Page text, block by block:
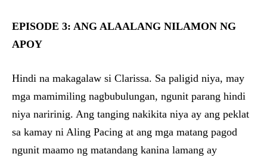
EPISODE 3: ANG ALAALANG NILAMON NG
APOY
Hindi na makagalaw si Clarissa. Sa paligid niya, may
mga mamimiling nagbubulungan, ngunit parang hindi
niya naririnig. Ang tanging nakikita niya ay ang peklat
sa kamay ni Aling Pacing at ang mga matang pagod
ngunit maamo ng matandang kanina lamang ay